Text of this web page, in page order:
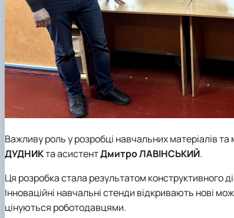
Важливу роль у розробці навчальних матеріалів
ДУДНИКта асистентДмитро ЛАВІНСЬКИЙ.
Ця розробка стала результатом конструктивного
Інноваційні навчальні стенди відкривають нові
цінуються роботодавцями.